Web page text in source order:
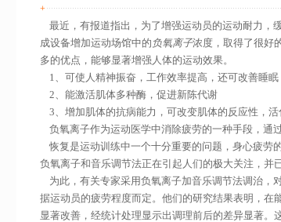
+
最近，有报道指出，为了增强运动员的运动耐力，
成设备增加运动场馆中的 负氧离子浓度，取得了很好
多的优点，能够显著增强人体的运动效果。
1、可使人精神振奋，工作效率提高，还可改善睡眠
2、能激活肌体多种酶，促进新陈代谢
3、增加肌体的抗病能力，可改变肌体的反应性，
负氧离子作为运动医学中消除疲劳的一种手段，通
恢复是运动训练中一个十分重要的问题，身心疲劳
负氧离子和音乐调节法正在引起人们的极大关注，并
为此，有关专家采用负氧离子加音乐调节法调治，
据运动员的疲劳程度而定。他们的研究结果表明，
显著改善，经统计处理显示出调理前后的差异显著